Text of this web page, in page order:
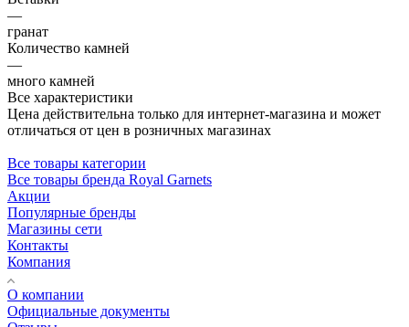
—
гранат
Количество камней
—
много камней
Все характеристики
Цена действительна только для интернет-магазина и может
отличаться от цен в розничных магазинах
Все товары категории
Все товары бренда Royal Garnets
Акции
Популярные бренды
Магазины сети
Контакты
Компания
О компании
Официальные документы